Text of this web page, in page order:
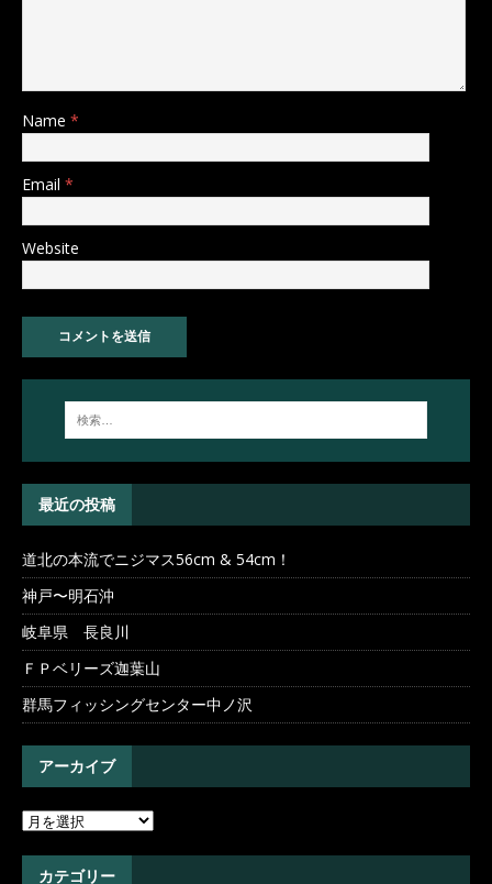
Name *
Email *
Website
最近の投稿
道北の本流でニジマス56cm & 54cm！
神戸〜明石沖
岐阜県 長良川
ＦＰベリーズ迦葉山
群馬フィッシングセンター中ノ沢
アーカイブ
カテゴリー